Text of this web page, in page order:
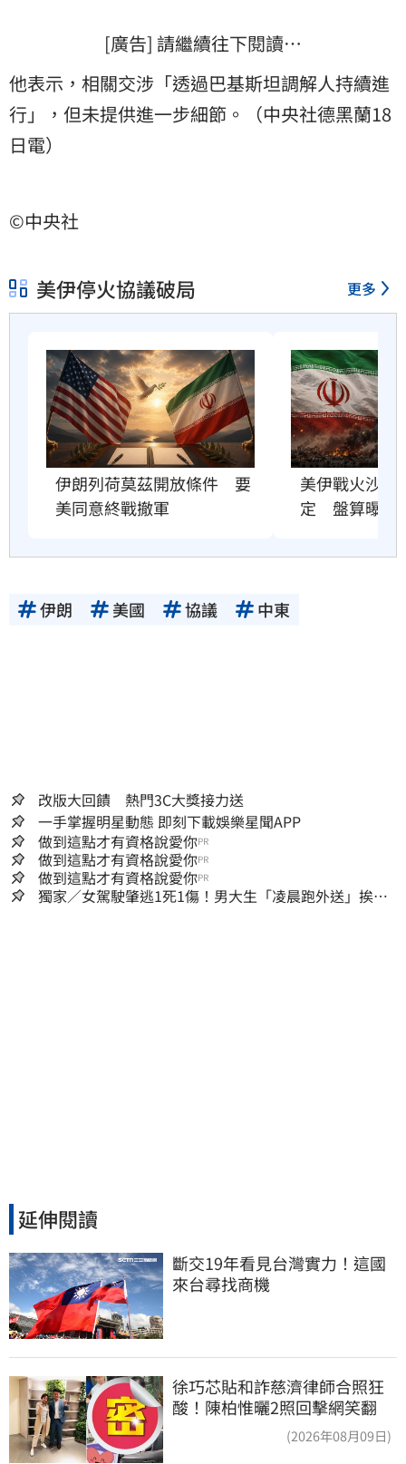
[廣告] 請繼續往下閱讀…
他表示，相關交涉「透過巴基斯坦調解人持續進
行」，但未提供進一步細節。（中央社德黑蘭18
日電）
©中央社
美伊停火協議破局 更多
伊朗列荷莫茲開放條件　要
美同意終戰撤軍
美伊戰火沙土
定　盤算曝
伊朗 美國 協議 中東
改版大回饋 熱門3C大獎接力送
一手掌握明星動態 即刻下載娛樂星聞APP
做到這點才有資格說愛你PR
做到這點才有資格說愛你PR
做到這點才有資格說愛你PR
獨家／女駕駛肇逃1死1傷！男大生「凌晨跑外送」挨
延伸閱讀
斷交19年看見台灣實力！這國
來台尋找商機
徐巧芯貼和詐慈濟律師合照狂
酸！陳柏惟曬2照回擊網笑翻
(2026年08月09日)